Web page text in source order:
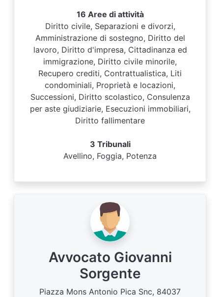
16 Aree di attività
Diritto civile, Separazioni e divorzi,
Amministrazione di sostegno, Diritto del
lavoro, Diritto d'impresa, Cittadinanza ed
immigrazione, Diritto civile minorile,
Recupero crediti, Contrattualistica, Liti
condominiali, Proprietà e locazioni,
Successioni, Diritto scolastico, Consulenza
per aste giudiziarie, Esecuzioni immobiliari,
Diritto fallimentare
3 Tribunali
Avellino, Foggia, Potenza
Avvocato Giovanni
Sorgente
Piazza Mons Antonio Pica Snc, 84037